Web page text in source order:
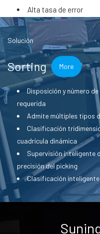
Alta tasa de error
Solución
Sorting More
Disposición y número
requerida
Admite múltiples tipos
Clasificación
cuadrícula dinámica
Supervisión inteligente
precisión del picking
Clasificación